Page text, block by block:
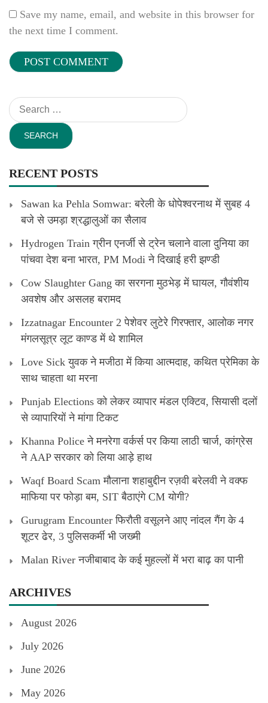
Save my name, email, and website in this browser for
the next time I comment.
Search
for:
RECENT POSTS
Sawan ka Pehla Somwar: बरेली के धोपेश्वरनाथ में सुबह 4
बजे से उमड़ा श्रद्धालुओं का सैलाव
Hydrogen Train ग्रीन एनर्जी से ट्रेन चलाने वाला दुनिया का
पांचवा देश बना भारत, PM Modi ने दिखाई हरी झण्डी
Cow Slaughter Gang का सरगना मुठभेड़ में घायल, गौवंशीय
अवशेष और असलह बरामद
Izzatnagar Encounter 2 पेशेवर लुटेरे गिरफ्तार, आलोक नगर
मंगलसूत्र लूट काण्‍ड में थे शामिल
Love Sick युवक ने मजीठा में किया आत्मदाह, कथित प्रेमिका के
साथ चाहता था मरना
Punjab Elections को लेकर व्यापार मंडल एक्टिव, सियासी दलों
से व्यापारियों ने मांगा टिकट
Khanna Police ने मनरेगा वर्कर्स पर किया लाठी चार्ज, कांग्रेस
ने AAP सरकार को लिया आड़े हाथ
Waqf Board Scam मौलाना शहाबुद्दीन रज़वी बरेलवी ने वक्फ
माफिया पर फोड़ा बम, SIT बैठाएंगे CM योगी?
Gurugram Encounter फिरौती वसूलने आए नांदल गैंग के 4
शूटर ढेर, 3 पुलिसकर्मी भी जख्मी
Malan River नजीबाबाद के कई मुहल्लों में भरा बाढ़ का पानी
ARCHIVES
August 2026
July 2026
June 2026
May 2026